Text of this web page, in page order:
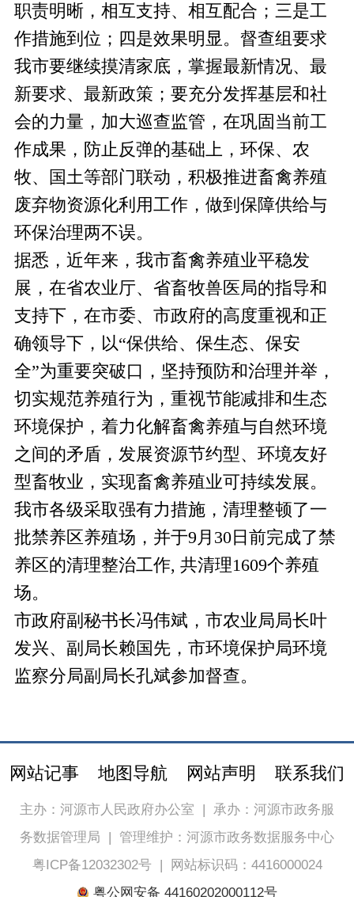
职责明晰，相互支持、相互配合；三是工
作措施到位；四是效果明显。督查组要求
我市要继续摸清家底，掌握最新情况、最
新要求、最新政策；要充分发挥基层和社
会的力量，加大巡查监管，在巩固当前工
作成果，防止反弹的基础上，环保、农
牧、国土等部门联动，积极推进畜禽养殖
废弃物资源化利用工作，做到保障供给与
环保治理两不误。
据悉，近年来，我市畜禽养殖业平稳发
展，在省农业厅、省畜牧兽医局的指导和
支持下，在市委、市政府的高度重视和正
确领导下，以“保供给、保生态、保安
全”为重要突破口，坚持预防和治理并举，
切实规范养殖行为，重视节能减排和生态
环境保护，着力化解畜禽养殖与自然环境
之间的矛盾，发展资源节约型、环境友好
型畜牧业，实现畜禽养殖业可持续发展。
我市各级采取强有力措施，清理整顿了一
批禁养区养殖场，并于9月30日前完成了禁
养区的清理整治工作, 共清理1609个养殖
场。
市政府副秘书长冯伟斌，市农业局局长叶
发兴、副局长赖国先，市环境保护局环境
监察分局副局长孔斌参加督查。
网站记事 地图导航 网站声明 联系我们
主办：河源市人民政府办公室 | 承办：河源市政务服
务数据管理局 | 管理维护：河源市政务数据服务中心
粤ICP备12032302号|
网站标识码：4416000024
粤公网安备 44160202000112号